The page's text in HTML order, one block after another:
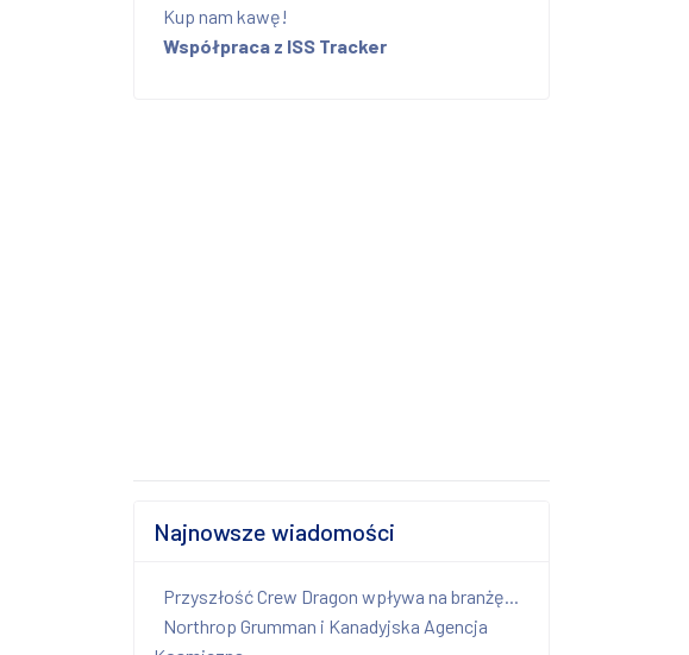
Kup nam kawę!
Współpraca z ISS Tracker
Najnowsze wiadomości
Przyszłość Crew Dragon wpływa na branżę...
Northrop Grumman i Kanadyjska Agencja